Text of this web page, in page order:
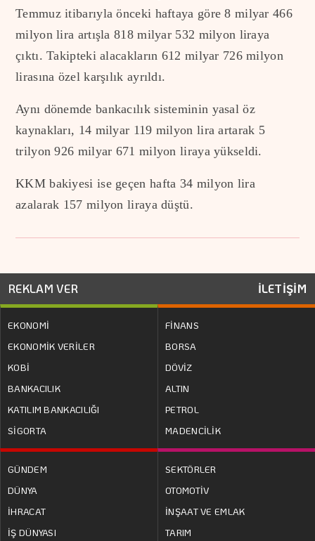
Temmuz itibarıyla önceki haftaya göre 8 milyar 466
milyon lira artışla 818 milyar 532 milyon liraya
çıktı. Takipteki alacakların 612 milyar 726 milyon
lirasına özel karşılık ayrıldı.
Aynı dönemde bankacılık sisteminin yasal öz
kaynakları, 14 milyar 119 milyon lira artarak 5
trilyon 926 milyar 671 milyon liraya yükseldi.
KKM bakiyesi ise geçen hafta 34 milyon lira
azalarak 157 milyon liraya düştü.
REKLAM VER İLETİŞİM
EKONOMİ
EKONOMİK VERİLER
KOBİ
BANKACILIK
KATILIM BANKACILIĞI
SİGORTA
FİNANS
BORSA
DÖVİZ
ALTIN
PETROL
MADENCİLİK
GÜNDEM
DÜNYA
İHRACAT
İŞ DÜNYASI
SEKTÖRLER
OTOMOTİV
İNŞAAT VE EMLAK
TARIM